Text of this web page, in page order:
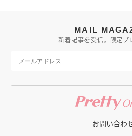
MAIL
新着記事を受信。限定
お問い合わ